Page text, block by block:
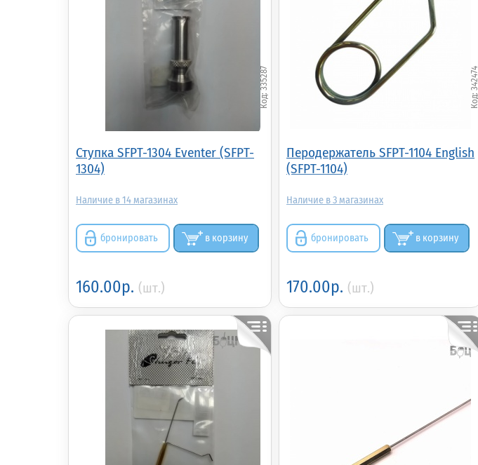
Ступка SFPT-1304 Eventer (SFPT-
1304)
335287
14
бронировать в корзину
160.00р. (шт.)
Перодержатель SFPT-1104 English
(SFPT-1104)
342474
3
бронировать в корзину
170.00р. (шт.)